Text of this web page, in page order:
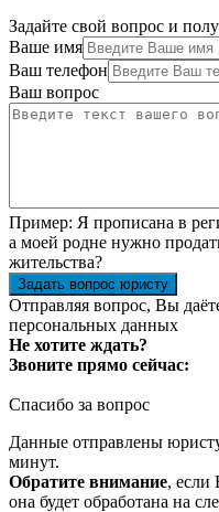
Задайте свой вопрос и
Ваше имя
Ваш телефон
Ваш вопрос
Пример: Я прописана в
а моей родне нужно
жительства?
Задать вопрос юристу
Отправляя вопрос, Вы
персональных данных
Не хотите ждать?
Звоните прямо сейчас:
Спасибо за вопрос
Данные отправлены
минут.
Обратите внимание, если
она будет обработана на